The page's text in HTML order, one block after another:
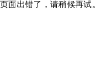
页面出错了，请稍候再试。